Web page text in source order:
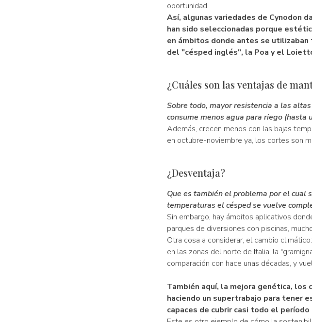
oportunidad.
Así, algunas variedades de Cynodon
han sido seleccionadas porque
en ámbitos donde antes se
del "césped inglés", la Poa y el
¿Cuáles son las ventajas de
Sobre todo, mayor resistencia a las
consume menos agua para riego (hasta
Además, crecen menos con las bajas
en octubre-noviembre ya, los cortes son
¿Desventaja?
Que es también el problema por el cual
temperaturas el césped se vuelve
Sin embargo, hay ámbitos aplicativos
parques de diversiones con piscinas,
Otra cosa a considerar, el cambio
en las zonas del norte de Italia, la
comparación con hace unas décadas, y
También aquí, la mejora genética, los
haciendo un supertrabajo para tener
capaces de cubrir casi todo el